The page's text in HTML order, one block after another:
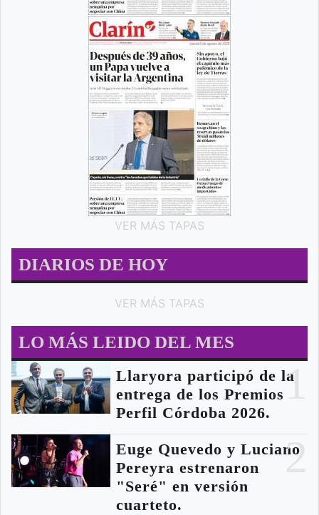
VER MÁS TAPAS
DIARIOS DE HOY
VER MÁS TAPAS
LO MÁS LEIDO DEL MES
1
Llaryora participó de la
entrega de los Premios
Perfil Córdoba 2026.
2
Euge Quevedo y Luciano
Pereyra estrenaron
"Seré" en versión
cuarteto.